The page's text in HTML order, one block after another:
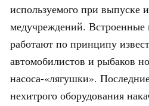
используемого при выпуске
медучреждений. Встроенные
работают по принципу
автомобилистов и рыбаков
насоса-«лягушки».
нехитрого оборудования